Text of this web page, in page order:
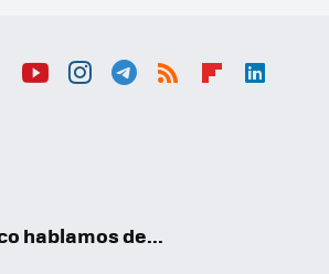
hablamos de...